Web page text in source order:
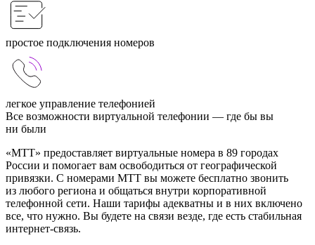
простое подключения номеров
легкое управление телефонией
Все возможности виртуальной телефонии — где бы вы
ни были
«МТТ» предоставляет виртуальные номера в 89 городах
России и помогает вам освободиться от географической
привязки. С номерами МТТ вы можете бесплатно звонить
из любого региона и общаться внутри корпоративной
телефонной сети. Наши тарифы адекватны и в них включено
все, что нужно. Вы будете на связи везде, где есть стабильная
интернет-связь.